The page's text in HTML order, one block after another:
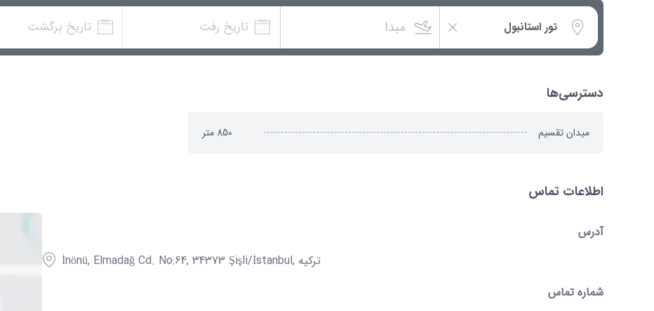
تور استانبول مبدا تاریخ رفت تاریخ برگشت
دسترسی‌ها
میدان تقسیم 850 متر
اطلاعات تماس
آدرس
İnönü, Elmadağ Cd. No:64, 34373 Şişli/İstanbul, ترکیه
شماره تماس